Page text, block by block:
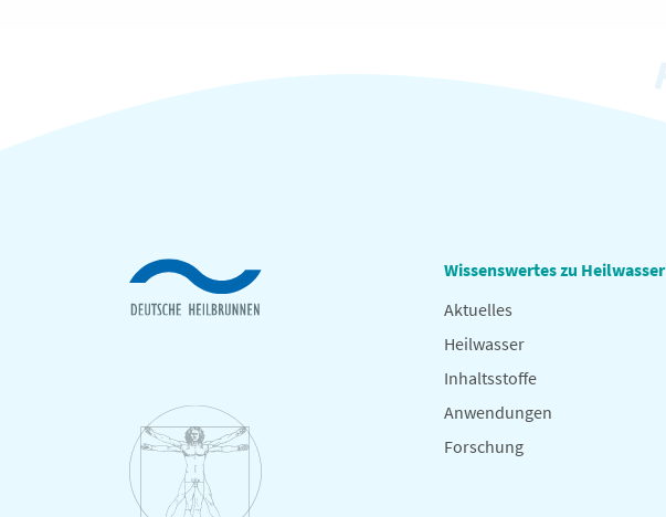
Wissenswertes zu Heilwasser
Aktuelles
Heilwasser
Inhaltsstoffe
Anwendungen
Forschung